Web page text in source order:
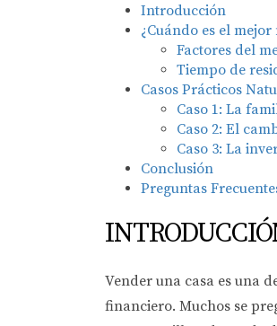
Introducción
¿Cuándo es el
Factores del
Tiempo de
Casos Prácticos
Caso 1: La
Caso 2: El
Caso 3: La
Conclusión
Preguntas
Vender una casa es una
financiero. Muchos se